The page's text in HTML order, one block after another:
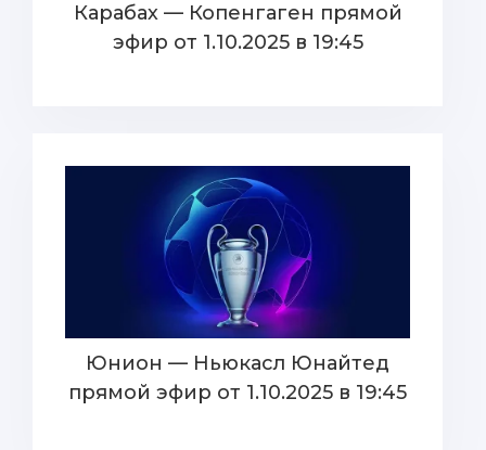
Карабах — Копенгаген прямой
эфир от 1.10.2025 в 19:45
Юнион — Ньюкасл Юнайтед
прямой эфир от 1.10.2025 в 19:45